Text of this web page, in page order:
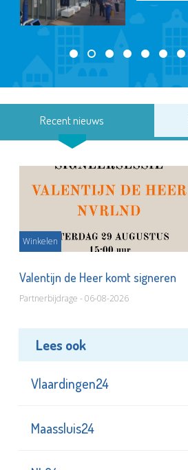
Recent nieuws
Winkelen
Valentijn de Heer komt signeren
Partnerbijdrage - 06-08-2026
Lees ook
Vlaardingen24
Maassluis24